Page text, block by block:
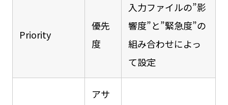
Priority
優先
度
入力ファイルの”影
響度”と”緊急度”の
組み合わせによっ
て設定
アサ